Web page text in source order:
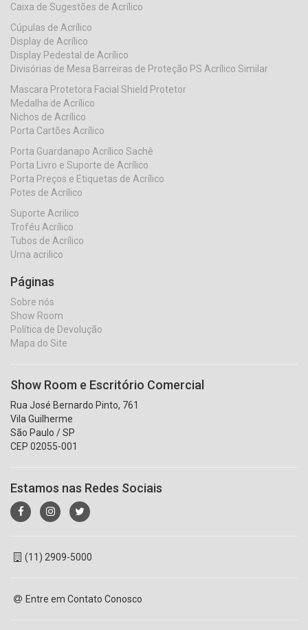
Caixa de Sugestões de Acrílico
Cúpulas de Acrílico
Display de Acrílico
Display Pedestal de Acrílico
Divisórias de Mesa Barreiras de Proteção PS Acrílico Similar
Mascara Protetora Facial Shield Protetor
Medalha de Acrílico
Nichos de Acrílico
Porta Cartões Acrílico
Porta Guardanapo Acrílico Sachê
Porta Livro e Suporte de Acrílico
Porta Preços e Etiquetas de Acrílico
Potes de Acrílico
Suporte Acrilico
Troféu Acrílico
Tubos de Acrílico
Urna acrilico
Páginas
Sobre nós
Show Room
Política de Devolução
Mapa do Site
Show Room e Escritório Comercial
Rua José Bernardo Pinto, 761
Vila Guilherme
São Paulo / SP
CEP 02055-001
Estamos nas Redes Sociais
(11) 2909-5000
Entre em Contato Conosco